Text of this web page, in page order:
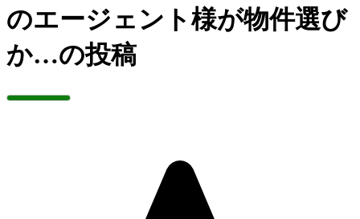
のエージェント様が物件選び
か…の投稿